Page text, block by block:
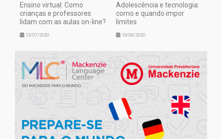
Ensino virtual: Como
crianças e professores
lidam com as aulas on-line?
13/07/2020
Adolescência e tecnologia:
como e quando impor
limites
19/06/2020